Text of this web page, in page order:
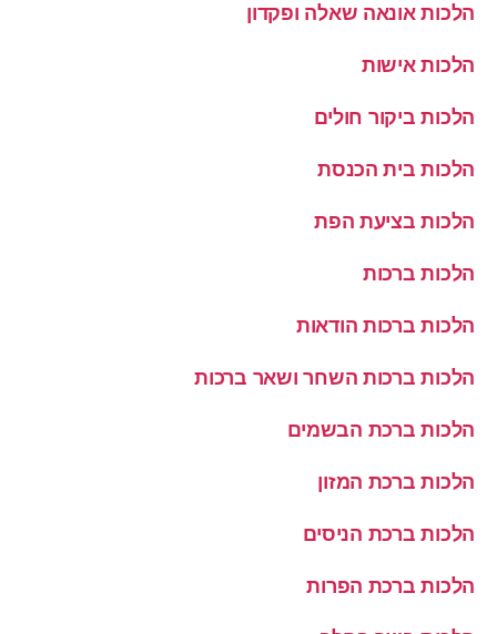
הלכות אונאה שאלה ופקדון
הלכות אישות
הלכות ביקור חולים
הלכות בית הכנסת
הלכות בציעת הפת
הלכות ברכות
הלכות ברכות הודאות
הלכות ברכות השחר ושאר ברכות
הלכות ברכת הבשמים
הלכות ברכת המזון
הלכות ברכת הניסים
הלכות ברכת הפרות